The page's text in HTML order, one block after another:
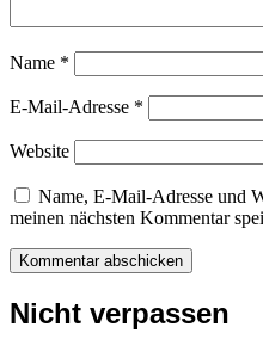
Name *
E-Mail-Adresse *
Website
Name, E-Mail-Adresse und
meinen nächsten Kommentar
Nicht verpassen